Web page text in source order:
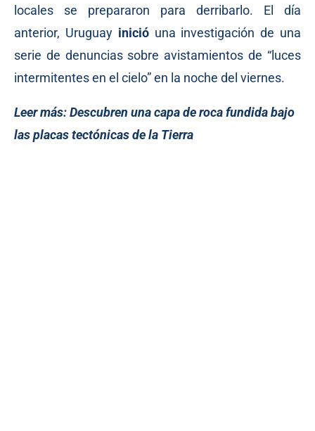
locales se prepararon para derribarlo. El día
anterior, Uruguay inicióuna investigación de una
serie de denuncias sobre avistamientos de “luces
intermitentes en el cielo” en la noche del viernes.
Leer más:Descubren una capa de roca fundida bajo
las placas tectónicas de la Tierra